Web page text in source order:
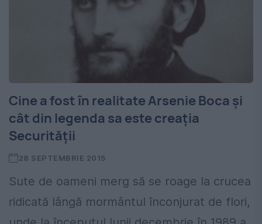
Cine a fost în realitate Arsenie Boca şi
cât din legenda sa este creaţia
Securităţii
28 SEPTEMBRIE 2015
Sute de oameni merg să se roage la crucea
ridicată lângă mormântul înconjurat de flori,